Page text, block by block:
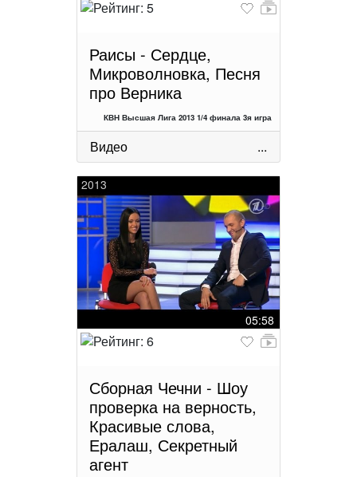
Раисы - Сердце,
Микроволновка, Песня
про Верника
КВН Высшая Лига 2013 1/4 финала 3я игра
Видео ...
2013
05:58
Сборная Чечни - Шоу
проверка на верность,
Красивые слова,
Ералаш, Секретный
агент